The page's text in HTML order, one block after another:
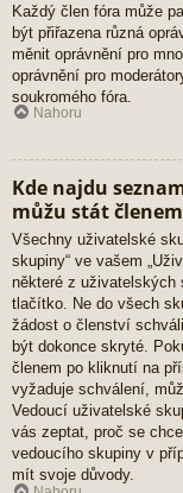
Každý člen fóra může
být přiřazena různá
měnit oprávnění pro
oprávnění pro
soukromého fóra.
Nahoru
Kde najdu
můžu stát
Všechny uživatelské
skupiny“ ve vašem
některé z uživatelských
tlačítko. Ne do všech
žádost o členství
být dokonce skryté.
členem po kliknutí na
vyžaduje schválení,
Vedoucí uživatelské
vás zeptat, proč se
vedoucího skupiny v
mít svoje důvody.